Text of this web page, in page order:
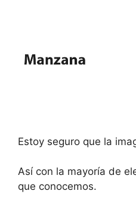
Estoy seguro que la
Así con la mayoría de
que conocemos.